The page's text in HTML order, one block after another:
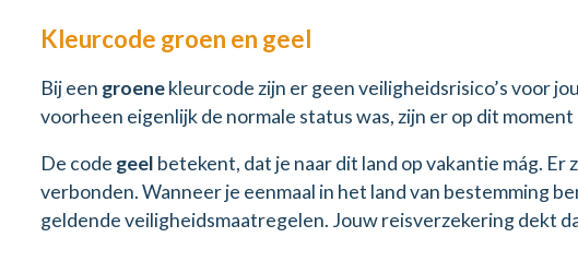
Kleurcode groen en geel
Bij een groenekleurcode zijn er geen veiligheidsrisico’s voor
voorheen eigenlijk de normale status was, zijn er op dit
De code geel betekent, dat je naar dit land op vakantie mág. Er
verbonden. Wanneer je eenmaal in het land van bestemming
geldende veiligheidsmaatregelen. Jouw reisverzekering dekt